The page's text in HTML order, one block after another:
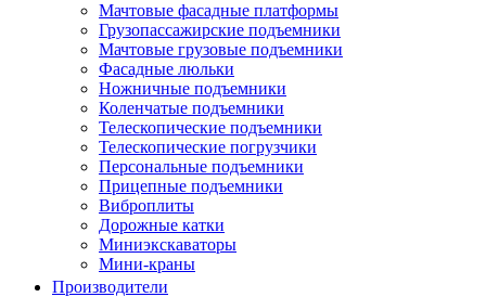
Мачтовые фасадные платформы
Грузопассажирские подъемники
Мачтовые грузовые подъемники
Фасадные люльки
Ножничные подъемники
Коленчатые подъемники
Телескопические подъемники
Телескопические погрузчики
Персональные подъемники
Прицепные подъемники
Виброплиты
Дорожные катки
Миниэкскаваторы
Мини-краны
Производители